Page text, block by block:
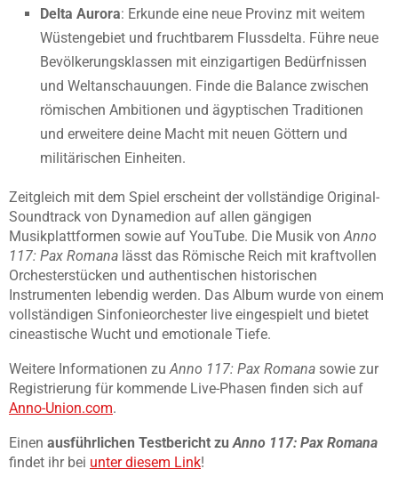
Delta Aurora: Erkunde eine neue Provinz mit weitem
Wüstengebiet und fruchtbarem Flussdelta. Führe neue
Bevölkerungsklassen mit einzigartigen Bedürfnissen
und Weltanschauungen. Finde die Balance zwischen
römischen Ambitionen und ägyptischen Traditionen
und erweitere deine Macht mit neuen Göttern und
militärischen Einheiten.
Zeitgleich mit dem Spiel erscheint der vollständige Original-
Soundtrack von Dynamedion auf allen gängigen
Musikplattformen sowie auf YouTube. Die Musik vonAnno
117: Pax Romana lässt das Römische Reich mit kraftvollen
Orchesterstücken und authentischen historischen
Instrumenten lebendig werden. Das Album wurde von einem
vollständigen Sinfonieorchester live eingespielt und bietet
cineastische Wucht und emotionale Tiefe.
Weitere Informationen zuAnno 117: Pax Romana sowie zur
Registrierung für kommende Live-Phasen finden sich auf
Anno-Union.com.
Einen ausführlichen Testbericht zuAnno 117: Pax Romana
findet ihr bei unter diesem Link!